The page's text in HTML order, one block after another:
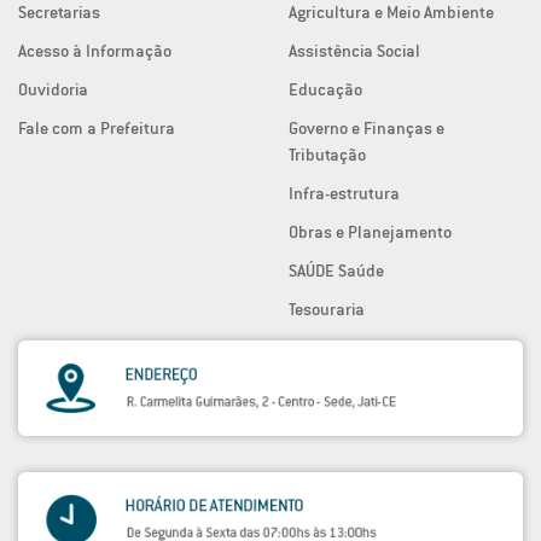
Secretarias
Acesso à Informação
Ouvidoria
Fale com a Prefeitura
Agricultura e Meio Ambiente
Assistência Social
Educação
Governo e Finanças e
Tributação
Infra-estrutura
Obras e Planejamento
SAÚDE Saúde
Tesouraria